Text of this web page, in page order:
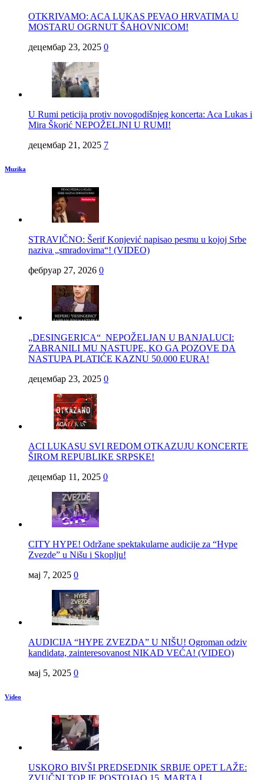
OTKRIVAMO: ACA LUKAS PEVAO HRVATIMA U
MOSTARU OGRNUT ŠAHOVNICOM!
децембар 23, 2025 0
U Rumi peticija protiv novogodišnjeg koncerta: Aca Lukas i
Mira Škorić NEPOŽELJNI U RUMI!
децембар 21, 2025 7
Muzika
STRAVIČNO: Šerif Konjević napisao pesmu u kojoj Srbe
naziva „smradovima“! (VIDEO)
фебруар 27, 2026 0
„DESINGERICA“ NEPOŽELJAN U BANJALUCI:
ZABRANILI MU NASTUPE, KO GA POZOVE DA
NASTUPA PLATIĆE KAZNU 50.000 EURA!
децембар 23, 2025 0
ACI LUKASU SVI REDOM OTKAZUJU KONCERTE
ŠIROM REPUBLIKE SRPSKE!
децембар 11, 2025 0
CITY HYPE! Održane spektakularne audicije za “Hype
Zvezde” u Nišu i Skoplju!
мај 7, 2025 0
AUDICIJA “HYPE ZVEZDA” U NIŠU! Ogroman odziv
kandidata, zainteresovanost NIKAD VEĆA! (VIDEO)
мај 5, 2025 0
Video
USKORO BIVŠI PREDSEDNIK SRBIJE OPET LAŽE: